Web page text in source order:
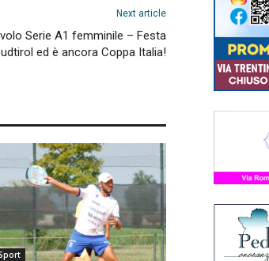
Next article
Serie A1 femminile – Festa
ed è ancora Coppa Italia!